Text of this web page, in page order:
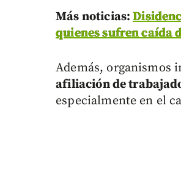
Más noticias:
quienes sufren caída
Además, organismos
afiliación de
especialmente en el